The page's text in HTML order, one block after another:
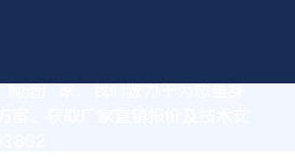
造厂家，我们致力于为您量身
。获取厂家直销报价及技术支